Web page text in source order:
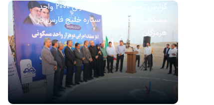
گزارش تصویری/ آیین کلنگ زنی ۲۰۰۰ واحد
مسکونی کارکنان نفت ستاره خلیج فارس در
هرمزگان